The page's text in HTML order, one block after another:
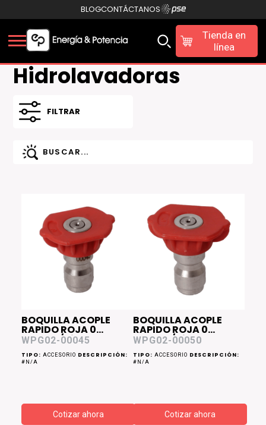
BLOGCONTÁCTANOS
Tienda en
línea
Hidrolavadoras
FILTRAR
BOQUILLA ACOPLE
RAPIDO ROJA 0
Grados/Diam 0.45
WPG02-00045
TIPO: ACCESORIO DESCRIPCIÓN:
#N/A
Cotizar ahora
BOQUILLA ACOPLE
RAPIDO ROJA 0
Grados/Diam 0.50
WPG02-00050
TIPO: ACCESORIO DESCRIPCIÓN:
#N/A
Cotizar ahora